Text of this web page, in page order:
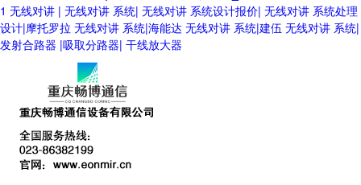
1 无线对讲 | 无线对讲 系统| 无线对讲 系统设计报价| 无线对讲 系统处理
设计|摩托罗拉 无线对讲 系统|海能达 无线对讲 系统|建伍 无线对讲 系统|
发射合路器 |吸取分路器| 干线放大器